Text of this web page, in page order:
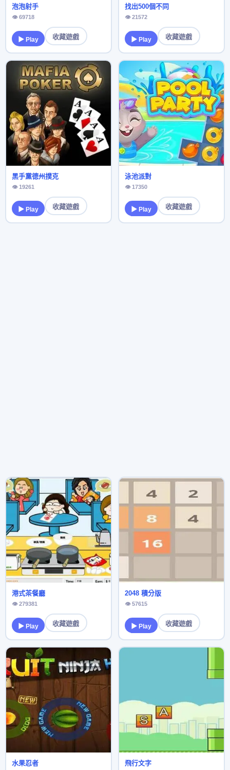
泡泡射手
👁 69718
▶ Play 收藏遊戲
找出500個不同
👁 21572
▶ Play 收藏遊戲
黑手黨德州撲克
👁 19261
▶ Play 收藏遊戲
泳池派對
👁 17350
▶ Play 收藏遊戲
港式茶餐廳
👁 279381
▶ Play 收藏遊戲
2048 積分版
👁 57615
▶ Play 收藏遊戲
水果忍者 飛行文字